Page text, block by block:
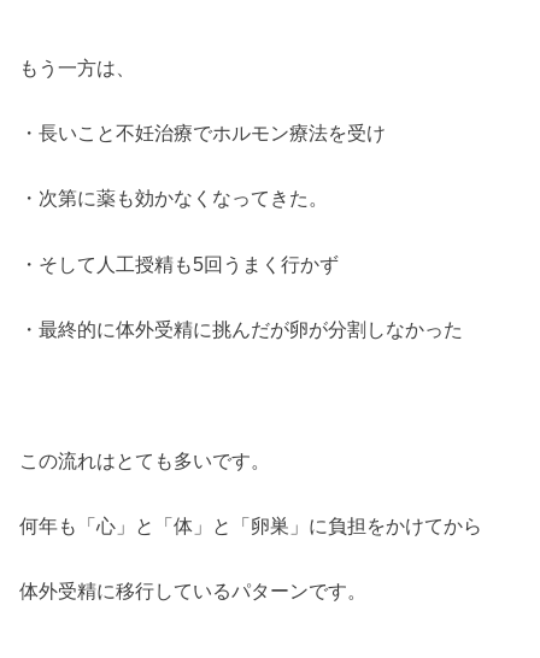
もう一方は、
・長いこと不妊治療でホルモン療法を受け
・次第に薬も効かなくなってきた。
・そして人工授精も5回うまく行かず
・最終的に体外受精に挑んだが卵が分割しなかった
この流れはとても多いです。
何年も「心」と「体」と「卵巣」に負担をかけてから
体外受精に移行しているパターンです。